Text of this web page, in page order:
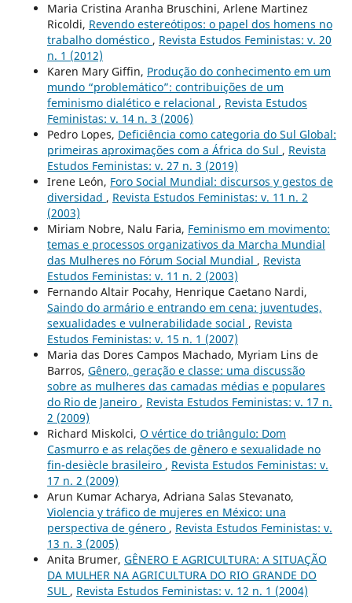
Maria Cristina Aranha Bruschini, Arlene Martinez
Ricoldi, Revendo estereótipos: o papel dos homens no
trabalho doméstico , Revista Estudos Feministas: v. 20
n. 1 (2012)
Karen Mary Giffin, Produção do conhecimento em um
mundo “problemático”: contribuições de um
feminismo dialético e relacional , Revista Estudos
Feministas: v. 14 n. 3 (2006)
Pedro Lopes, Deficiência como categoria do Sul Global:
primeiras aproximações com a África do Sul , Revista
Estudos Feministas: v. 27 n. 3 (2019)
Irene León, Foro Social Mundial: discursos y gestos de
diversidad , Revista Estudos Feministas: v. 11 n. 2
(2003)
Miriam Nobre, Nalu Faria, Feminismo em movimento:
temas e processos organizativos da Marcha Mundial
das Mulheres no Fórum Social Mundial , Revista
Estudos Feministas: v. 11 n. 2 (2003)
Fernando Altair Pocahy, Henrique Caetano Nardi,
Saindo do armário e entrando em cena: juventudes,
sexualidades e vulnerabilidade social , Revista
Estudos Feministas: v. 15 n. 1 (2007)
Maria das Dores Campos Machado, Myriam Lins de
Barros, Gênero, geração e classe: uma discussão
sobre as mulheres das camadas médias e populares
do Rio de Janeiro , Revista Estudos Feministas: v. 17 n.
2 (2009)
Richard Miskolci, O vértice do triângulo: Dom
Casmurro e as relações de gênero e sexualidade no
fin-desiècle brasileiro , Revista Estudos Feministas: v.
17 n. 2 (2009)
Arun Kumar Acharya, Adriana Salas Stevanato,
Violencia y tráfico de mujeres en México: una
perspectiva de género , Revista Estudos Feministas: v.
13 n. 3 (2005)
Anita Brumer, GÊNERO E AGRICULTURA: A SITUAÇÃO
DA MULHER NA AGRICULTURA DO RIO GRANDE DO
SUL , Revista Estudos Feministas: v. 12 n. 1 (2004)